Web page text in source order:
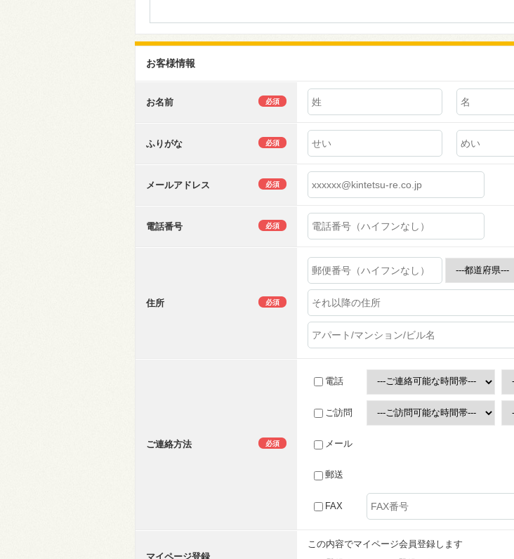
お客様情報
お名前 必須
ふりがな 必須
メールアドレス 必須
電話番号 必須
住所 必須
ご連絡方法 必須
電話
ご訪問
メール
郵送
FAX
マイページ登録
この内容でマイページ会員登録します